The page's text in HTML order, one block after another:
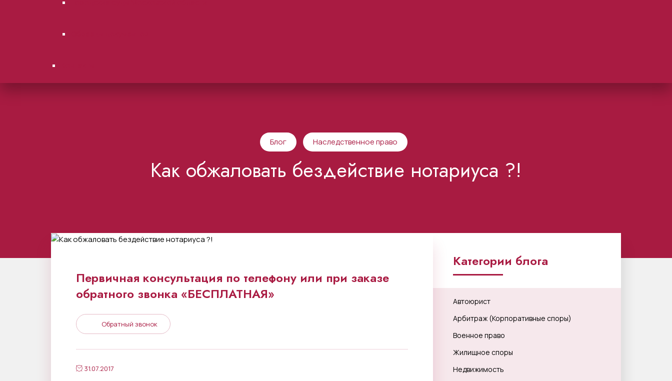
Блог Наследственное право
Как обжаловать бездействие нотариуса ?!
Первичная консультация по телефону или при заказе
обратного звонка «БЕСПЛАТНАЯ»
Обратный звонок
31.07.2017
Категории блога
Автоюрист
Арбитраж (Корпоративные споры)
Военное право
Жилищное споры
Недвижимость